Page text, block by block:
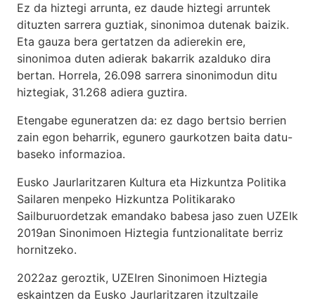
Ez da hiztegi arrunta, ez daude hiztegi arruntek
dituzten sarrera guztiak, sinonimoa dutenak baizik.
Eta gauza bera gertatzen da adierekin ere,
sinonimoa duten adierak bakarrik azalduko dira
bertan. Horrela, 26.098 sarrera sinonimodun ditu
hiztegiak, 31.268 adiera guztira.
Etengabe eguneratzen da: ez dago bertsio berrien
zain egon beharrik, egunero gaurkotzen baita datu-
baseko informazioa.
Eusko Jaurlaritzaren Kultura eta Hizkuntza Politika
Sailaren menpeko Hizkuntza Politikarako
Sailburuordetzak emandako babesa jaso zuen UZEIk
2019an Sinonimoen Hiztegia funtzionalitate berriz
hornitzeko.
2022az geroztik, UZEIren Sinonimoen Hiztegia
eskaintzen da Eusko Jaurlaritzaren itzultzaile